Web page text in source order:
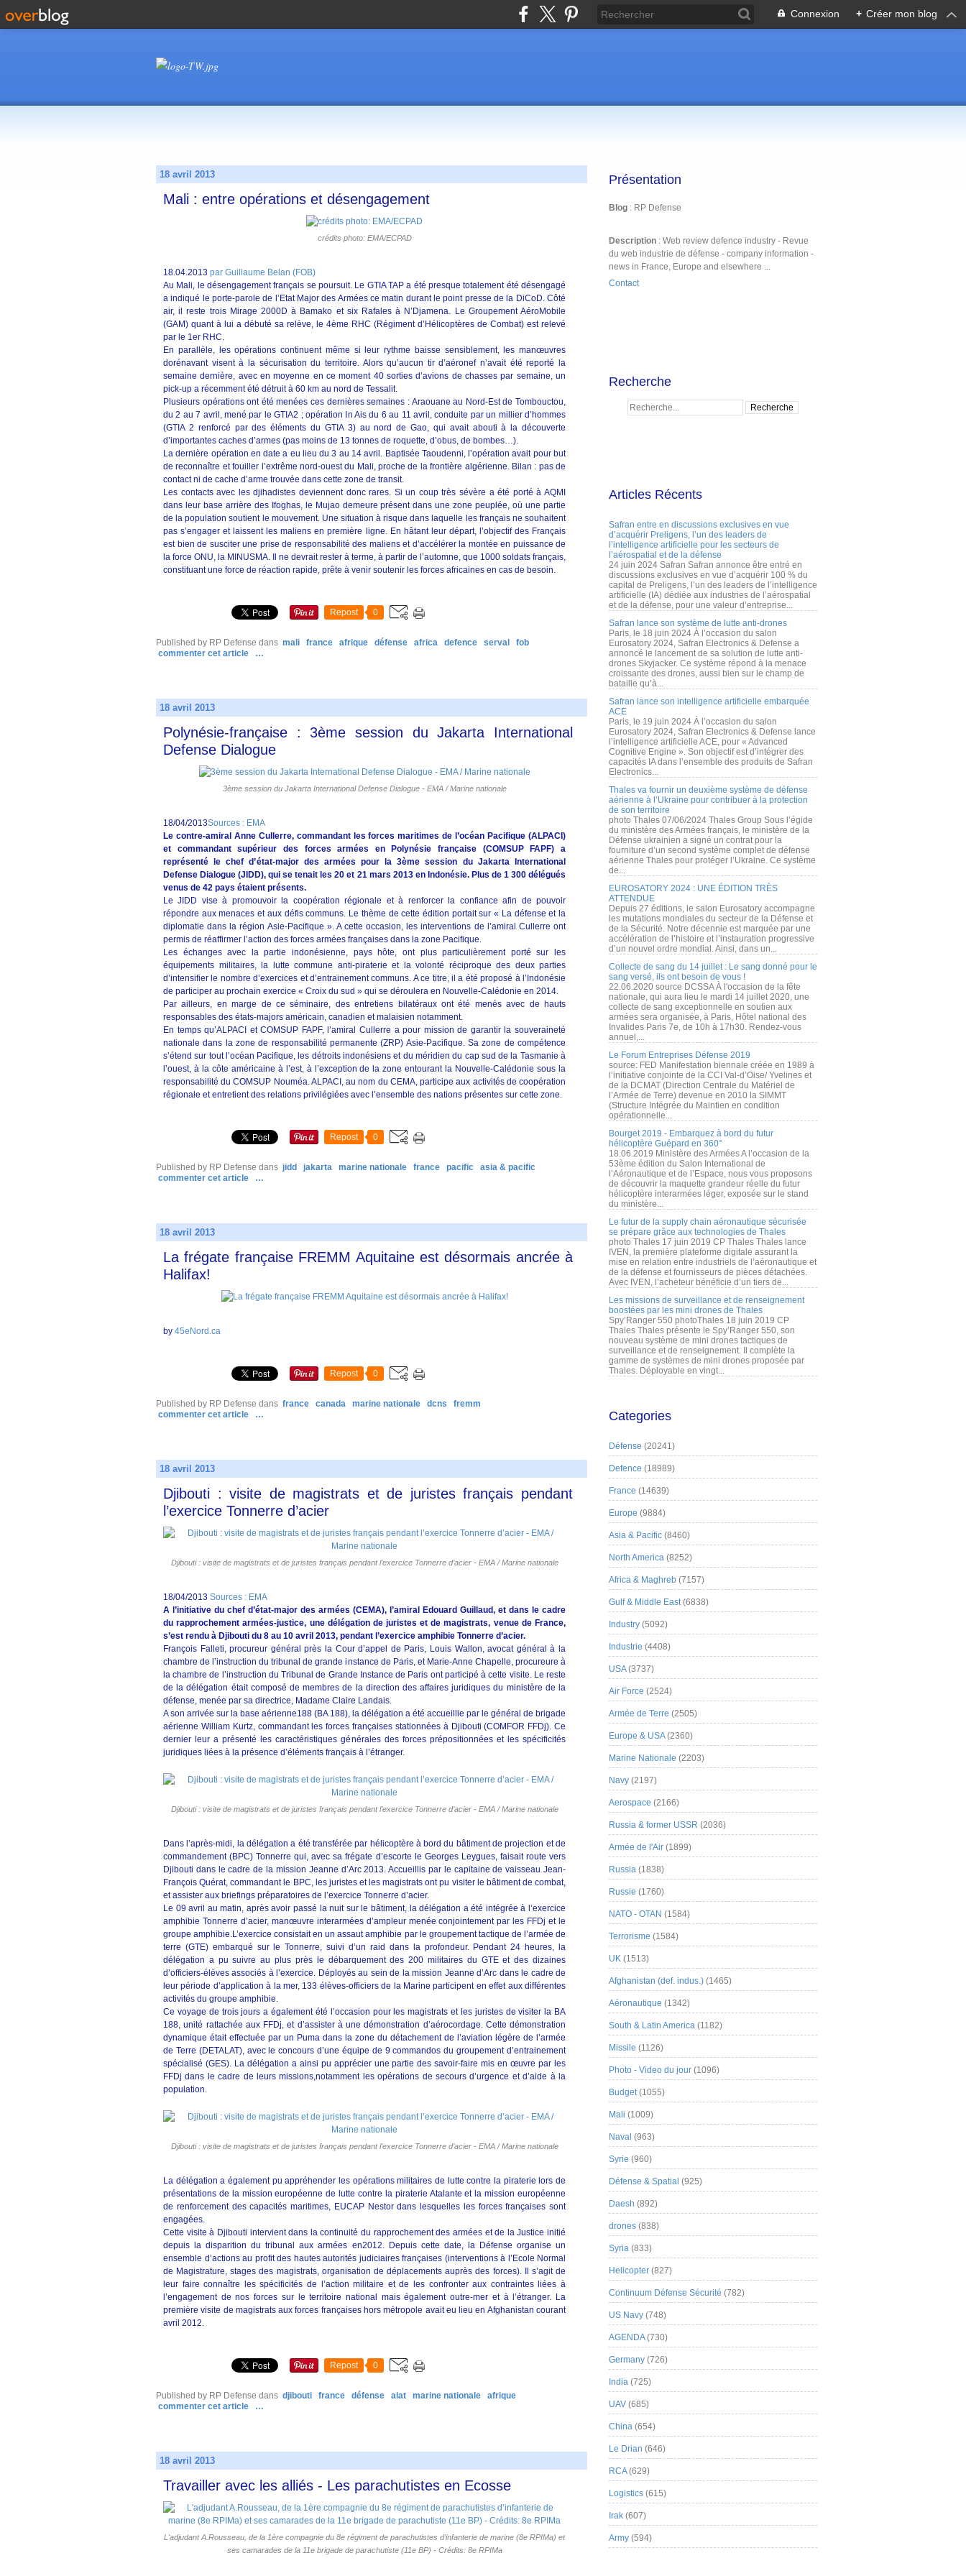
Connexion + Créer mon blog
18 avril 2013
Mali : entre opérations et désengagement
crédits photo: EMA/ECPAD
18.04.2013 par Guillaume Belan (FOB)
Au Mali, le désengagement français se poursuit. Le GTIA TAP a été presque totalement été désengagé
a indiqué le porte-parole de l’Etat Major des Armées ce matin durant le point presse de la DiCoD. Côté
air, il reste trois Mirage 2000D à Bamako et six Rafales à N’Djamena. Le Groupement AéroMobile
(GAM) quant à lui a débuté sa relève, le 4ème RHC (Régiment d’Hélicoptères de Combat) est relevé
par le 1er RHC.
En parallèle, les opérations continuent même si leur rythme baisse sensiblement, les manœuvres
dorénavant visent à la sécurisation du territoire. Alors qu’aucun tir d’aéronef n’avait été reporté la
semaine dernière, avec en moyenne en ce moment 40 sorties d’avions de chasses par semaine, un
pick-up a récemment été détruit à 60 km au nord de Tessalit.
Plusieurs opérations ont été menées ces dernières semaines : Araouane au Nord-Est de Tombouctou,
du 2 au 7 avril, mené par le GTIA2 ; opération In Ais du 6 au 11 avril, conduite par un millier d’hommes
(GTIA 2 renforcé par des éléments du GTIA 3) au nord de Gao, qui avait abouti à la découverte
d’importantes caches d’armes (pas moins de 13 tonnes de roquette, d’obus, de bombes…).
La dernière opération en date a eu lieu du 3 au 14 avril. Baptisée Taoudenni, l’opération avait pour but
de reconnaître et fouiller l’extrême nord-ouest du Mali, proche de la frontière algérienne. Bilan : pas de
contact ni de cache d’arme trouvée dans cette zone de transit.
Les contacts avec les djihadistes deviennent donc rares. Si un coup très sévère a été porté à AQMI
dans leur base arrière des Ifoghas, le Mujao demeure présent dans une zone peuplée, où une partie
de la population soutient le mouvement. Une situation à risque dans laquelle les français ne souhaitent
pas s’engager et laissent les maliens en première ligne. En hâtant leur départ, l’objectif des Français
est bien de susciter une prise de responsabilité des maliens et d’accélérer la montée en puissance de
la force ONU, la MINUSMA. Il ne devrait rester à terme, à partir de l’automne, que 1000 soldats français,
constituant une force de réaction rapide, prête à venir soutenir les forces africaines en cas de besoin.
Repost 0
Published by RP Defense dans mali france afrique défense africa defence serval
fob
commenter cet article
…
18 avril 2013
Polynésie-française : 3ème session du Jakarta International
Defense Dialogue
3ème session du Jakarta International Defense Dialogue - EMA / Marine nationale
18/04/2013Sources : EMA
Le contre-amiral Anne Cullerre, commandant les forces maritimes de l’océan Pacifique (ALPACI)
et commandant supérieur des forces armées en Polynésie française (COMSUP FAPF) a
représenté le chef d’état-major des armées pour la 3ème session du Jakarta International
Defense Dialogue (JIDD), qui se tenait les 20 et 21 mars 2013 en Indonésie. Plus de 1 300 délégués
venus de 42 pays étaient présents.
Le JIDD vise à promouvoir la coopération régionale et à renforcer la confiance afin de pouvoir
répondre aux menaces et aux défis communs. Le thème de cette édition portait sur « La défense et la
diplomatie dans la région Asie-Pacifique ». A cette occasion, les interventions de l’amiral Cullerre ont
permis de réaffirmer l’action des forces armées françaises dans la zone Pacifique.
Les échanges avec la partie indonésienne, pays hôte, ont plus particulièrement porté sur les
équipements militaires, la lutte commune anti-piraterie et la volonté réciproque des deux parties
d’intensifier le nombre d’exercices et d’entrainement communs. A ce titre, il a été proposé à l’Indonésie
de participer au prochain exercice « Croix du sud » qui se déroulera en Nouvelle-Calédonie en 2014.
Par ailleurs, en marge de ce séminaire, des entretiens bilatéraux ont été menés avec de hauts
responsables des états-majors américain, canadien et malaisien notamment.
En temps qu’ALPACI et COMSUP FAPF, l’amiral Cullerre a pour mission de garantir la souveraineté
nationale dans la zone de responsabilité permanente (ZRP) Asie-Pacifique. Sa zone de compétence
s’étend sur tout l’océan Pacifique, les détroits indonésiens et du méridien du cap sud de la Tasmanie à
l’ouest, à la côte américaine à l’est, à l’exception de la zone entourant la Nouvelle-Calédonie sous la
responsabilité du COMSUP Nouméa. ALPACI, au nom du CEMA, participe aux activités de coopération
régionale et entretient des relations privilégiées avec l’ensemble des nations présentes sur cette zone.
Repost 0
Published by RP Defense dans jidd jakarta marine nationale france pacific
asia & pacific
commenter cet article
…
18 avril 2013
La frégate française FREMM Aquitaine est désormais ancrée à
Halifax!
by 45eNord.ca
Repost 0
Published by RP Defense dans france canada marine nationale dcns
fremm
commenter cet article
…
18 avril 2013
Djibouti : visite de magistrats et de juristes français pendant
l’exercice Tonnerre d’acier
Djibouti : visite de magistrats et de juristes français pendant l’exercice Tonnerre d’acier - EMA / Marine nationale
18/04/2013 Sources : EMA
A l’initiative du chef d’état-major des armées (CEMA), l’amiral Edouard Guillaud, et dans le cadre
du rapprochement armées-justice, une délégation de juristes et de magistrats, venue de France,
s’est rendu à Djibouti du 8 au 10 avril 2013, pendant l’exercice amphibie Tonnerre d’acier.
François Falleti, procureur général près la Cour d’appel de Paris, Louis Wallon, avocat général à la
chambre de l’instruction du tribunal de grande instance de Paris, et Marie-Anne Chapelle, procureure à
la chambre de l’instruction du Tribunal de Grande Instance de Paris ont participé à cette visite. Le reste
de la délégation était composé de membres de la direction des affaires juridiques du ministère de la
défense, menée par sa directrice, Madame Claire Landais.
A son arrivée sur la base aérienne188 (BA 188), la délégation a été accueillie par le général de brigade
aérienne William Kurtz, commandant les forces françaises stationnées à Djibouti (COMFOR FFDj). Ce
dernier leur a présenté les caractéristiques générales des forces prépositionnées et les spécificités
juridiques liées à la présence d’éléments français à l’étranger.
Djibouti : visite de magistrats et de juristes français pendant l’exercice Tonnerre d’acier - EMA / Marine nationale
Dans l’après-midi, la délégation a été transférée par hélicoptère à bord du bâtiment de projection et de
commandement (BPC) Tonnerre qui, avec sa frégate d’escorte le Georges Leygues, faisait route vers
Djibouti dans le cadre de la mission Jeanne d’Arc 2013. Accueillis par le capitaine de vaisseau Jean-
François Quérat, commandant le BPC, les juristes et les magistrats ont pu visiter le bâtiment de combat,
et assister aux briefings préparatoires de l’exercice Tonnerre d’acier.
Le 09 avril au matin, après avoir passé la nuit sur le bâtiment, la délégation a été intégrée à l’exercice
amphibie Tonnerre d’acier, manœuvre interarmées d’ampleur menée conjointement par les FFDj et le
groupe amphibie.L’exercice consistait en un assaut amphibie par le groupement tactique de l’armée de
terre (GTE) embarqué sur le Tonnerre, suivi d’un raid dans la profondeur. Pendant 24 heures, la
délégation a pu suivre au plus près le débarquement des 200 militaires du GTE et des dizaines
d’officiers-élèves associés à l’exercice. Déployés au sein de la mission Jeanne d’Arc dans le cadre de
leur période d’application à la mer, 133 élèves-officiers de la Marine participent en effet aux différentes
activités du groupe amphibie.
Ce voyage de trois jours a également été l’occasion pour les magistrats et les juristes de visiter la BA
188, unité rattachée aux FFDj, et d’assister à une démonstration d’aérocordage. Cette démonstration
dynamique était effectuée par un Puma dans la zone du détachement de l’aviation légère de l’armée
de Terre (DETALAT), avec le concours d’une équipe de 9 commandos du groupement d’entrainement
spécialisé (GES). La délégation a ainsi pu apprécier une partie des savoir-faire mis en œuvre par les
FFDj dans le cadre de leurs missions,notamment les opérations de secours d’urgence et d’aide à la
population.
Djibouti : visite de magistrats et de juristes français pendant l’exercice Tonnerre d’acier - EMA / Marine nationale
La délégation a également pu appréhender les opérations militaires de lutte contre la piraterie lors de
présentations de la mission européenne de lutte contre la piraterie Atalante et la mission européenne
de renforcement des capacités maritimes, EUCAP Nestor dans lesquelles les forces françaises sont
engagées.
Cette visite à Djibouti intervient dans la continuité du rapprochement des armées et de la Justice initié
depuis la disparition du tribunal aux armées en2012. Depuis cette date, la Défense organise un
ensemble d’actions au profit des hautes autorités judiciaires françaises (interventions à l’Ecole Normal
de Magistrature, stages des magistrats, organisation de déplacements auprès des forces). Il s’agit de
leur faire connaître les spécificités de l’action militaire et de les confronter aux contraintes liées à
l’engagement de nos forces sur le territoire national mais également outre-mer et à l’étranger. La
première visite de magistrats aux forces françaises hors métropole avait eu lieu en Afghanistan courant
avril 2012.
Repost 0
Published by RP Defense dans djibouti france défense alat marine nationale
afrique
commenter cet article
…
18 avril 2013
Travailler avec les alliés - Les parachutistes en Ecosse
L'adjudant A.Rousseau, de la 1ère compagnie du 8e régiment de parachutistes d’infanterie de marine (8e RPIMa) et
ses camarades de la 11e brigade de parachutiste (11e BP) - Crédits: 8e RPIMa
Présentation
Blog : RP Defense
Description : Web review defence industry - Revue
du web industrie de défense - company information -
news in France, Europe and elsewhere ...
Contact
Recherche
Articles Récents
Safran entre en discussions exclusives en vue
d’acquérir Preligens, l’un des leaders de
l’intelligence artificielle pour les secteurs de
l’aérospatial et de la défense
24 juin 2024 Safran Safran annonce être entré en
discussions exclusives en vue d’acquérir 100 % du
capital de Preligens, l’un des leaders de l’intelligence
artificielle (IA) dédiée aux industries de l’aérospatial
et de la défense, pour une valeur d’entreprise...
Safran lance son système de lutte anti-drones
Paris, le 18 juin 2024 À l’occasion du salon
Eurosatory 2024, Safran Electronics & Defense a
annoncé le lancement de sa solution de lutte anti-
drones Skyjacker. Ce système répond à la menace
croissante des drones, aussi bien sur le champ de
bataille qu’à...
Safran lance son intelligence artificielle embarquée
ACE
Paris, le 19 juin 2024 À l’occasion du salon
Eurosatory 2024, Safran Electronics & Defense lance
l’intelligence artificielle ACE, pour « Advanced
Cognitive Engine ». Son objectif est d’intégrer des
capacités IA dans l’ensemble des produits de Safran
Electronics...
Thales va fournir un deuxième système de défense
aérienne à l’Ukraine pour contribuer à la protection
de son territoire
photo Thales 07/06/2024 Thales Group Sous l’égide
du ministère des Armées français, le ministère de la
Défense ukrainien a signé un contrat pour la
fourniture d’un second système complet de défense
aérienne Thales pour protéger l’Ukraine. Ce système
de...
EUROSATORY 2024 : UNE ÉDITION TRÈS
ATTENDUE
Depuis 27 éditions, le salon Eurosatory accompagne
les mutations mondiales du secteur de la Défense et
de la Sécurité. Notre décennie est marquée par une
accélération de l’histoire et l’instauration progressive
d’un nouvel ordre mondial. Ainsi, dans un...
Collecte de sang du 14 juillet : Le sang donné pour le
sang versé, ils ont besoin de vous !
22.06.2020 source DCSSA À l'occasion de la fête
nationale, qui aura lieu le mardi 14 juillet 2020, une
collecte de sang exceptionnelle en soutien aux
armées sera organisée, à Paris, Hôtel national des
Invalides Paris 7e, de 10h à 17h30. Rendez-vous
annuel,...
Le Forum Entreprises Défense 2019
source: FED Manifestation biennale créée en 1989 à
l’initiative conjointe de la CCI Val-d’Oise/ Yvelines et
de la DCMAT (Direction Centrale du Matériel de
l’Armée de Terre) devenue en 2010 la SIMMT
(Structure Intégrée du Maintien en condition
opérationnelle...
Bourget 2019 - Embarquez à bord du futur
hélicoptère Guépard en 360°
18.06.2019 Ministère des Armées A l’occasion de la
53ème édition du Salon International de
l’Aéronautique et de l’Espace, nous vous proposons
de découvrir la maquette grandeur réelle du futur
hélicoptère interarmées léger, exposée sur le stand
du ministère...
Le futur de la supply chain aéronautique sécurisée
se prépare grâce aux technologies de Thales
photo Thales 17 juin 2019 CP Thales Thales lance
IVEN, la première plateforme digitale assurant la
mise en relation entre industriels de l’aéronautique et
de la défense et fournisseurs de pièces détachées.
Avec IVEN, l’acheteur bénéficie d’un tiers de...
Les missions de surveillance et de renseignement
boostées par les mini drones de Thales
Spy’Ranger 550 photoThales 18 juin 2019 CP
Thales Thales présente le Spy’Ranger 550, son
nouveau système de mini drones tactiques de
surveillance et de renseignement. Il complète la
gamme de systèmes de mini drones proposée par
Thales. Déployable en vingt...
Categories
Défense (20241)
Defence (18989)
France (14639)
Europe (9884)
Asia & Pacific (8460)
North America (8252)
Africa & Maghreb (7157)
Gulf & Middle East(6838)
Industry (5092)
Industrie (4408)
USA(3737)
Air Force (2524)
Armée de Terre (2505)
Europe & USA(2360)
Marine Nationale (2203)
Navy (2197)
Aerospace (2166)
Russia & former USSR (2036)
Armée de l'Air (1899)
Russia (1838)
Russie (1760)
NATO - OTAN (1584)
Terrorisme (1584)
UK (1513)
Afghanistan (def. indus.) (1465)
Aéronautique (1342)
South & Latin America (1182)
Missile (1126)
Photo - Video du jour (1096)
Budget(1055)
Mali (1009)
Naval (963)
Syrie (960)
Défense & Spatial (925)
Daesh (892)
drones (838)
Syria (833)
Helicopter (827)
Continuum Défense Sécurité (782)
US Navy (748)
AGENDA(730)
Germany (726)
India (725)
UAV (685)
China (654)
Le Drian (646)
RCA(629)
Logistics (615)
Irak (607)
Army (594)